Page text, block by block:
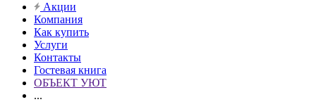
Акции
Компания
Как купить
Услуги
Контакты
Гостевая книга
ОБЪЕКТ УЮТ
...